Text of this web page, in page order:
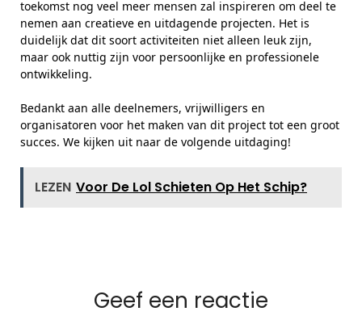
toekomst nog veel meer mensen zal inspireren om deel te
nemen aan creatieve en uitdagende projecten. Het is
duidelijk dat dit soort activiteiten niet alleen leuk zijn,
maar ook nuttig zijn voor persoonlijke en professionele
ontwikkeling.
Bedankt aan alle deelnemers, vrijwilligers en
organisatoren voor het maken van dit project tot een groot
succes. We kijken uit naar de volgende uitdaging!
LEZEN Voor De Lol Schieten Op Het Schip?
Geef een reactie